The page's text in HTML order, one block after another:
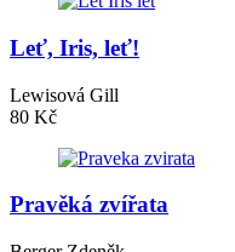
Leť, Iris, leť!
Lewisová Gill
80 Kč
Pravěká zvířata